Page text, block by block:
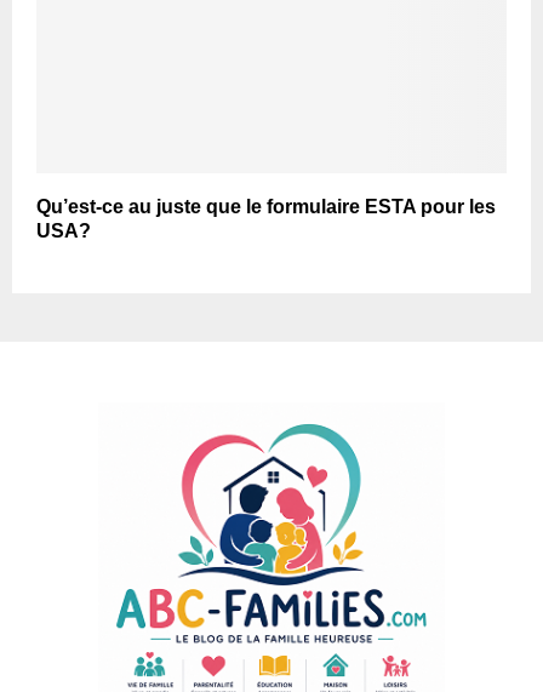
Qu’est-ce au juste que le formulaire ESTA pour les
USA?